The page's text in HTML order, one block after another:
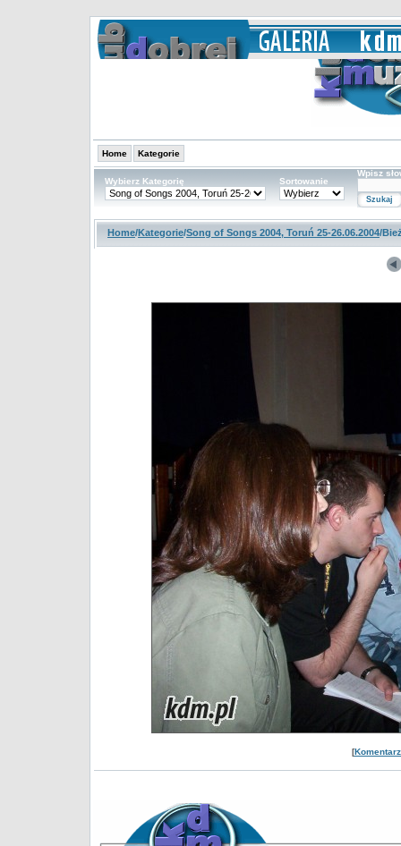
Home Kategorie
Wybierz Kategorię Sortowanie
Wpisz
Home/Kategorie/Song of Songs 2004, Toruń 25-26.06.2004/
[